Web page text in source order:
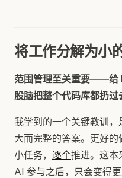
将工作分解为小
范围管理至关重要——给
股脑把整个代码库都扔过
我学到的一个关键教训
大而完整的答案。更好
小任务， 逐个推进。这本
AI 参与之后，只会变得